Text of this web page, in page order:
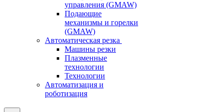
управления (GMAW)
Подающие
механизмы и горелки
(GMAW)
Автоматическая резка
Машины резки
Плазменные
технологии
Технологии
Автоматизация и
роботизация